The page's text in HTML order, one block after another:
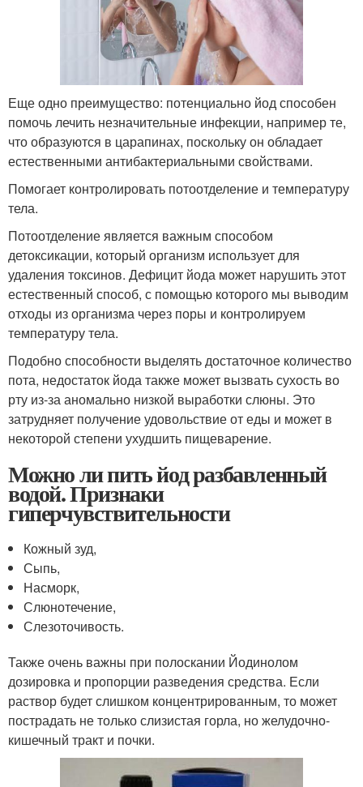
Еще одно преимущество: потенциально йод способен
помочь лечить незначительные инфекции, например те,
что образуются в царапинах, поскольку он обладает
естественными антибактериальными свойствами.
Помогает контролировать потоотделение и температуру
тела.
Потоотделение является важным способом
детоксикации, который организм использует для
удаления токсинов. Дефицит йода может нарушить этот
естественный способ, с помощью которого мы выводим
отходы из организма через поры и контролируем
температуру тела.
Подобно способности выделять достаточное количество
пота, недостаток йода также может вызвать сухость во
рту из-за аномально низкой выработки слюны. Это
затрудняет получение удовольствие от еды и может в
некоторой степени ухудшить пищеварение.
Можно ли пить йод разбавленный
водой. Признаки
гиперчувствительности
Кожный зуд,
Сыпь,
Насморк,
Слюнотечение,
Слезоточивость.
Также очень важны при полоскании Йодинолом
дозировка и пропорции разведения средства. Если
раствор будет слишком концентрированным, то может
пострадать не только слизистая горла, но желудочно-
кишечный тракт и почки.